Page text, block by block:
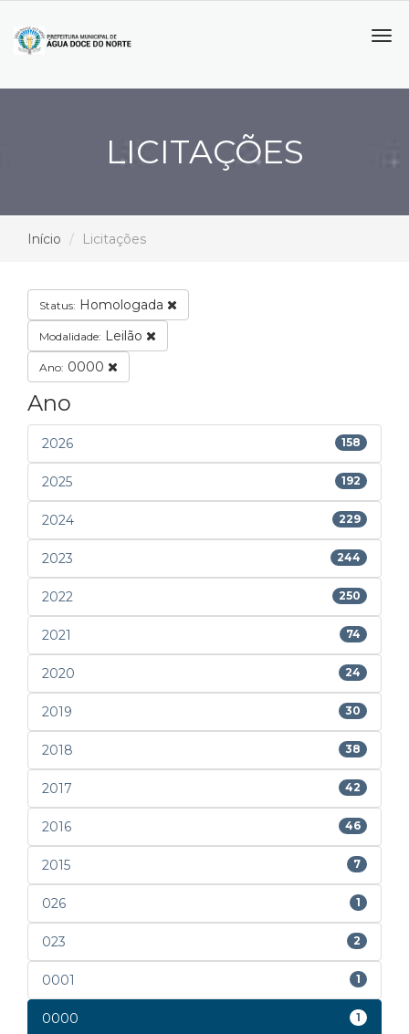
LICITAÇÕES
Início Licitações
Status: Homologada
Modalidade: Leilão
Ano: 0000
Ano
2026 158
2025 192
2024 229
2023 244
2022 250
2021 74
2020 24
2019 30
2018 38
2017 42
2016 46
2015 7
026 1
023 2
0001 1
0000 1